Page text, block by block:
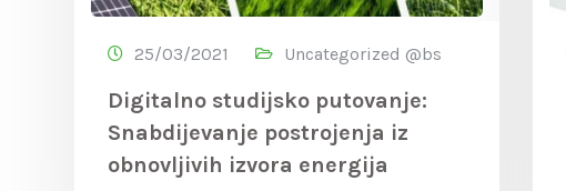
25/03/2021 Uncategorized @bs
Digitalno studijsko putovanje:
Snabdijevanje postrojenja iz
obnovljivih izvora energija